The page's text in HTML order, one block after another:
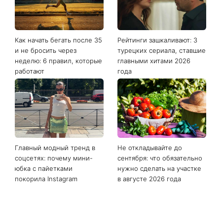
Последние новости